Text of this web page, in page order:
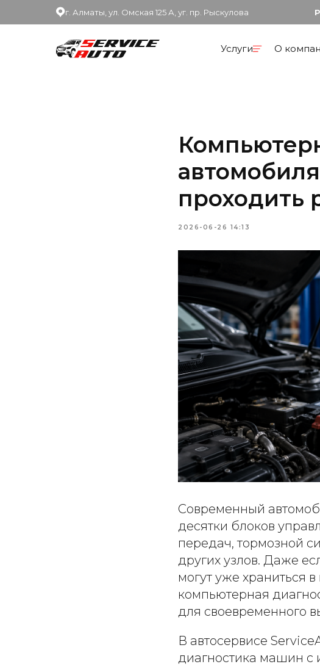
Услуги О
г. Алматы, ул. Омская 125 А, уг. пр. Рыскулова
проходить
2026-06-26 14:13
Современный
десятки блоков
передач, тормозной
других узлов. Даже
могут уже храниться
компьютерная
для своевременного
В автосервисе
диагностика машин с